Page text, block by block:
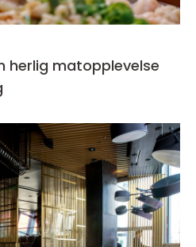
herlig matopplevelse